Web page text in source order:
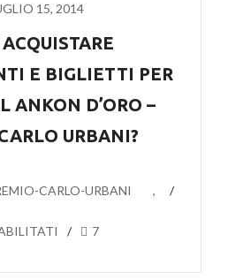
15, 2014
E BIGLIETTI PER
ANKON D’ORO –
URBANI?
CARLO-URBANI
,
7